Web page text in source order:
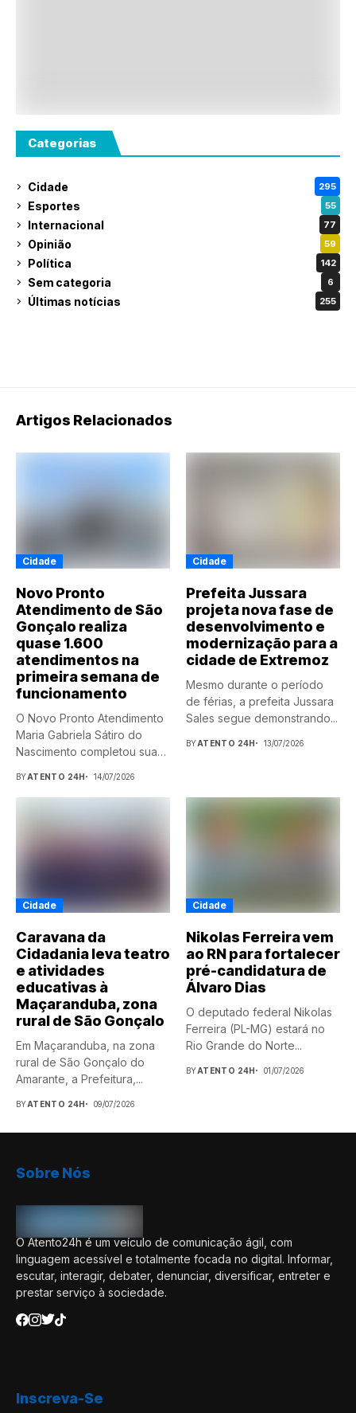
Categorias
Cidade 295
Esportes 55
Internacional 77
Opinião 59
Política 142
Sem categoria 6
Últimas notícias 255
Artigos Relacionados
Cidade
Novo Pronto
Atendimento de São
Gonçalo realiza
quase 1.600
atendimentos na
primeira semana de
funcionamento
O Novo Pronto Atendimento
Maria Gabriela Sátiro do
Nascimento completou sua
BYATENTO 24H 14/07/2026
Cidade
Prefeita Jussara
projeta nova fase de
desenvolvimento e
modernização para a
cidade de Extremoz
Mesmo durante o período
de férias, a prefeita Jussara
Sales segue demonstrando...
BYATENTO 24H 13/07/2026
Cidade
Caravana da
Cidadania leva teatro
e atividades
educativas à
Maçaranduba, zona
rural de São Gonçalo
Em Maçaranduba, na zona
rural de São Gonçalo do
Amarante, a Prefeitura,...
BYATENTO 24H 09/07/2026
Cidade
Nikolas Ferreira vem
ao RN para fortalecer
pré-candidatura de
Álvaro Dias
O deputado federal Nikolas
Ferreira (PL-MG) estará no
Rio Grande do Norte...
BYATENTO 24H 01/07/2026
Sobre Nós
O Atento24h é um veículo de comunicação ágil, com
linguagem acessível e totalmente focada no digital. Informar,
escutar, interagir, debater, denunciar, diversificar, entreter e
prestar serviço à sociedade.
Inscreva-Se